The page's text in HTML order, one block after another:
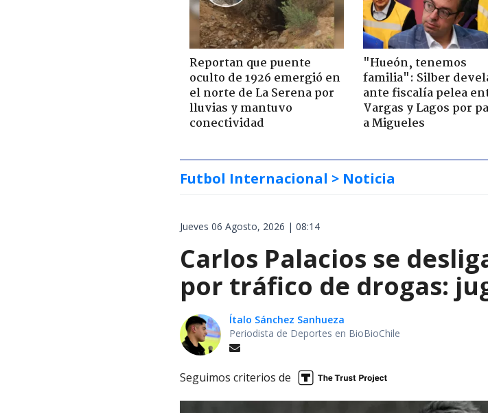
Reportan que puente
oculto de 1926 emergió en
el norte de La Serena por
lluvias y mantuvo
conectividad
"Hueón, tenemos
familia": Silber
ante fiscalía pelea
Vargas y Lagos por
a Migueles
Futbol Internacional > Noticia
Jueves 06 Agosto, 2026 | 08:14
Carlos Palacios se
por tráfico de drogas:
Ítalo Sánchez Sanhueza
Periodista de Deportes en BioBioChile
Seguimos criterios de